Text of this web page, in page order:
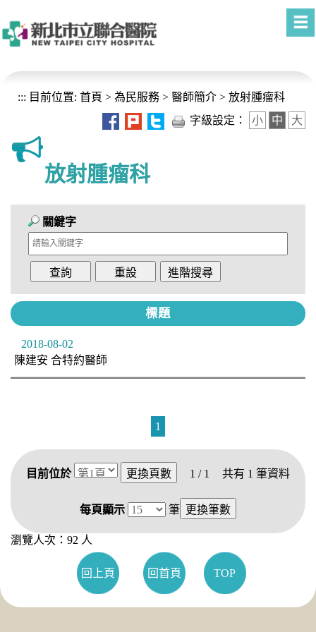
::: 目前位置: 首頁 > 為民服務 > 醫師簡介 > 放射腫瘤科
字級設定：
小 中 大
放射腫瘤科
關鍵字
標題
陳建安 合特約醫師
2018-08-02
1
目前位於 1 / 1 共有 1 筆資料
每頁顯示 筆
瀏覽人次：92 人
回上頁 回首頁 TOP